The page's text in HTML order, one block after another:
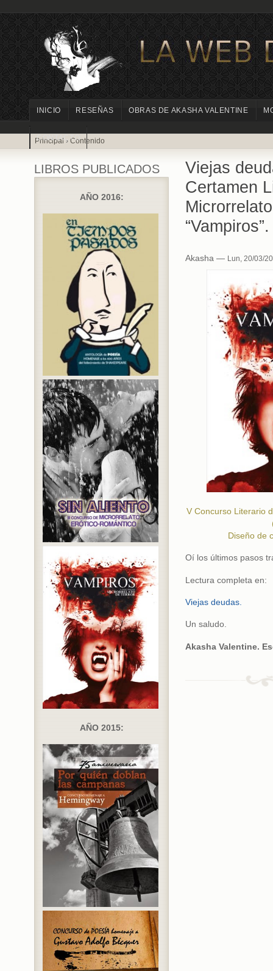
INICIO RESEÑAS OBRAS DE AKASHA VALENTINE
CONTACTO
Principal › Contenido
LIBROS PUBLICADOS
AÑO 2016:
AÑO 2015:
Viejas
Certamen
“Vampiros”.
Akasha — Lun, 20/03/
V Concurso Literario
Diseño de
Oí los últimos pasos
Lectura completa en:
Viejas deudas.
Un saludo.
Akasha Valentine.